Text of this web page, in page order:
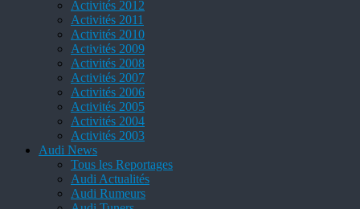
Activités 2012
Activités 2011
Activités 2010
Activités 2009
Activités 2008
Activités 2007
Activités 2006
Activités 2005
Activités 2004
Activités 2003
Audi News
Tous les Reportages
Audi Actualités
Audi Rumeurs